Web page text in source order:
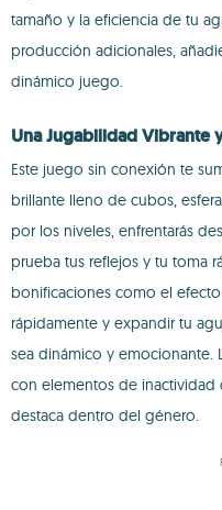
tamaño y la eficiencia de tu
producción adicionales,
dinámico juego.
Una Jugabilidad Vibrante
Este juego sin conexión te
brillante lleno de cubos,
por los niveles, enfrentarás
prueba tus reflejos y tu toma
bonificaciones como el
rápidamente y expandir tu
sea dinámico y emocionante.
con elementos de inactividad
destaca dentro del género.